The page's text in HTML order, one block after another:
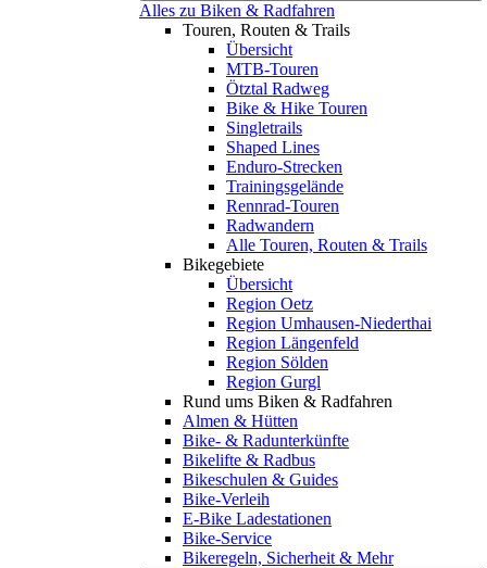
Alles zu Biken & Radfahren
Touren, Routen & Trails
Übersicht
MTB-Touren
Ötztal Radweg
Bike & Hike Touren
Singletrails
Shaped Lines
Enduro-Strecken
Trainingsgelände
Rennrad-Touren
Radwandern
Alle Touren, Routen & Trails
Bikegebiete
Übersicht
Region Oetz
Region Umhausen-Niederthai
Region Längenfeld
Region Sölden
Region Gurgl
Rund ums Biken & Radfahren
Almen & Hütten
Bike- & Radunterkünfte
Bikelifte & Radbus
Bikeschulen & Guides
Bike-Verleih
E-Bike Ladestationen
Bike-Service
Bikeregeln, Sicherheit & Mehr